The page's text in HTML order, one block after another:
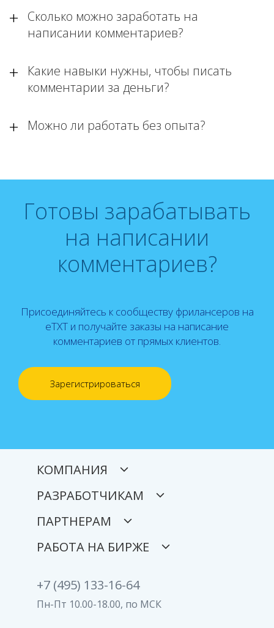
Сколько можно заработать на
написании комментариев?
Какие навыки нужны, чтобы писать
комментарии за деньги?
Можно ли работать без опыта?
Готовы зарабатывать
на написании
комментариев?
Присоединяйтесь к сообществу фрилансеров на
eTXT и получайте заказы на написание
комментариев от прямых клиентов.
Зарегистрироваться
КОМПАНИЯ
РАЗРАБОТЧИКАМ
ПАРТНЕРАМ
РАБОТА НА БИРЖЕ
+7 (495) 133-16-64
Пн-Пт 10.00-18.00, по МСК